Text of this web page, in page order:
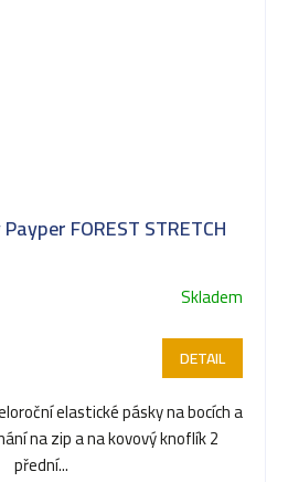
FOREST STRETCH
Skladem
DETAIL
elastické pásky na bocích a
na zip a na kovový knoflík 2
přední...